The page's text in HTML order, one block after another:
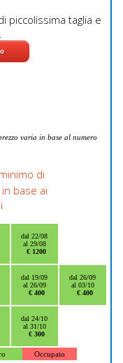
piccolissima taglia e
varia in base al numero
di
base ai
dal 22/08
al 29/08
€ 1200
dal 19/09
al 26/09
€ 400
dal 26/09
al 03/10
€ 400
dal 24/10
al 31/10
€ 300
Occupato